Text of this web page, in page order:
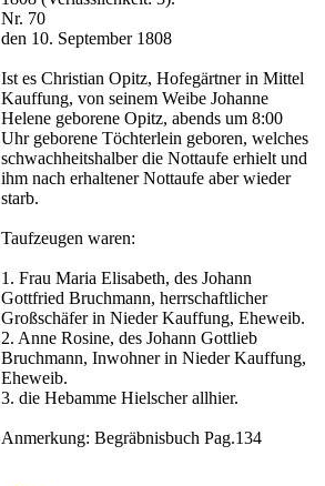
Nr. 70
den 10. September 1808
Ist es Christian Opitz, Hofegärtner in Mittel
Kauffung, von seinem Weibe Johanne
Helene geborene Opitz, abends um 8:00
Uhr geborene Töchterlein geboren, welches
schwachheitshalber die Nottaufe erhielt und
ihm nach erhaltener Nottaufe aber wieder
starb.
Taufzeugen waren:
1. Frau Maria Elisabeth, des Johann
Gottfried Bruchmann, herrschaftlicher
Großschäfer in Nieder Kauffung, Eheweib.
2. Anne Rosine, des Johann Gottlieb
Bruchmann, Inwohner in Nieder Kauffung,
Eheweib.
3. die Hebamme Hielscher allhier.
Anmerkung: Begräbnisbuch Pag.134